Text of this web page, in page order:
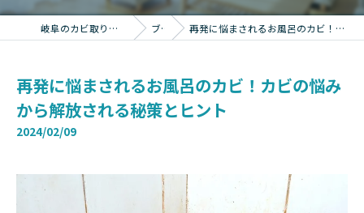
岐阜のカビ取りならカビバスターズ岐阜 ブログ 再発に悩まされるお風呂のカビ！カビの悩みから解放される秘策とヒント
再発に悩まされるお風呂のカビ！カビの悩み
から解放される秘策とヒント
2024/02/09